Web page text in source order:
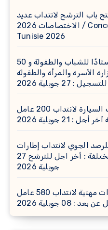
باب الترشح لانتداب عديد
الاختصاصات 2026 / Concours BT Banque de
Tunisie 2026
مناظرة انتداب 120 أستاذًا للشباب والطفولة و 50
الأسرة والمرأة والطفولة
جويلية 2026
مناظرة شركة تونس الطرقات السيارة لانتداب 200 عامل
جويلية 2026
الجوي لانتداب إطارات
وأعوان في اختصاصات مختلفة : أخر اجل للترشح 27
جويلية 2026
وزارة التربية : فتح مناظرات مهنية لانتداب 580 عامل
08 جويلية 2026